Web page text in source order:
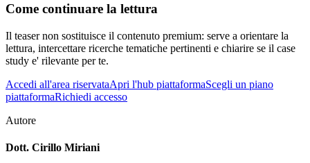
Come continuare la lettura
Il teaser non sostituisce il contenuto premium: serve a orientare la
lettura, intercettare ricerche tematiche pertinenti e chiarire se il case
study e' rilevante per te.
Accedi all'area riservataApri l'hub piattaformaScegli un piano
piattaformaRichiedi accesso
Autore
Dott. Cirillo Miriani